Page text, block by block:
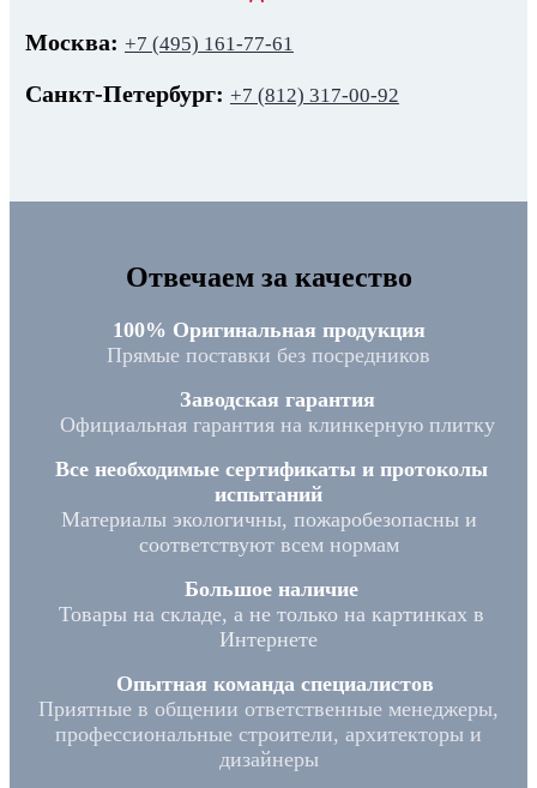
Москва: +7 (495) 161-77-61
Санкт-Петербург: +7 (812) 317-00-92
Отвечаем за качество
100% Оригинальная продукция
Прямые поставки без посредников
Заводская гарантия
Официальная гарантия на клинкерную плитку
Все необходимые сертификаты и протоколы
испытаний
Материалы экологичны, пожаробезопасны и
соответствуют всем нормам
Большое наличие
Товары на складе, а не только на картинках в
Интернете
Опытная команда специалистов
Приятные в общении ответственные менеджеры,
профессиональные строители, архитекторы и
дизайнеры